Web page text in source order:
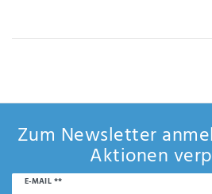
Hiermit
Zum Newsletter
Aktionen
E-MAIL **
Newsletter